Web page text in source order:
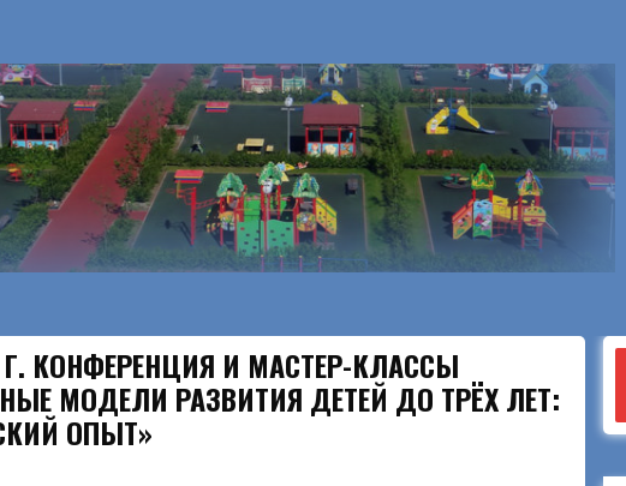
Г. КОНФЕРЕНЦИЯ И МАСТЕР-КЛАССЫ
МОДЕЛИ РАЗВИТИЯ ДЕТЕЙ ДО ТРЁХ ЛЕТ:
ОПЫТ»